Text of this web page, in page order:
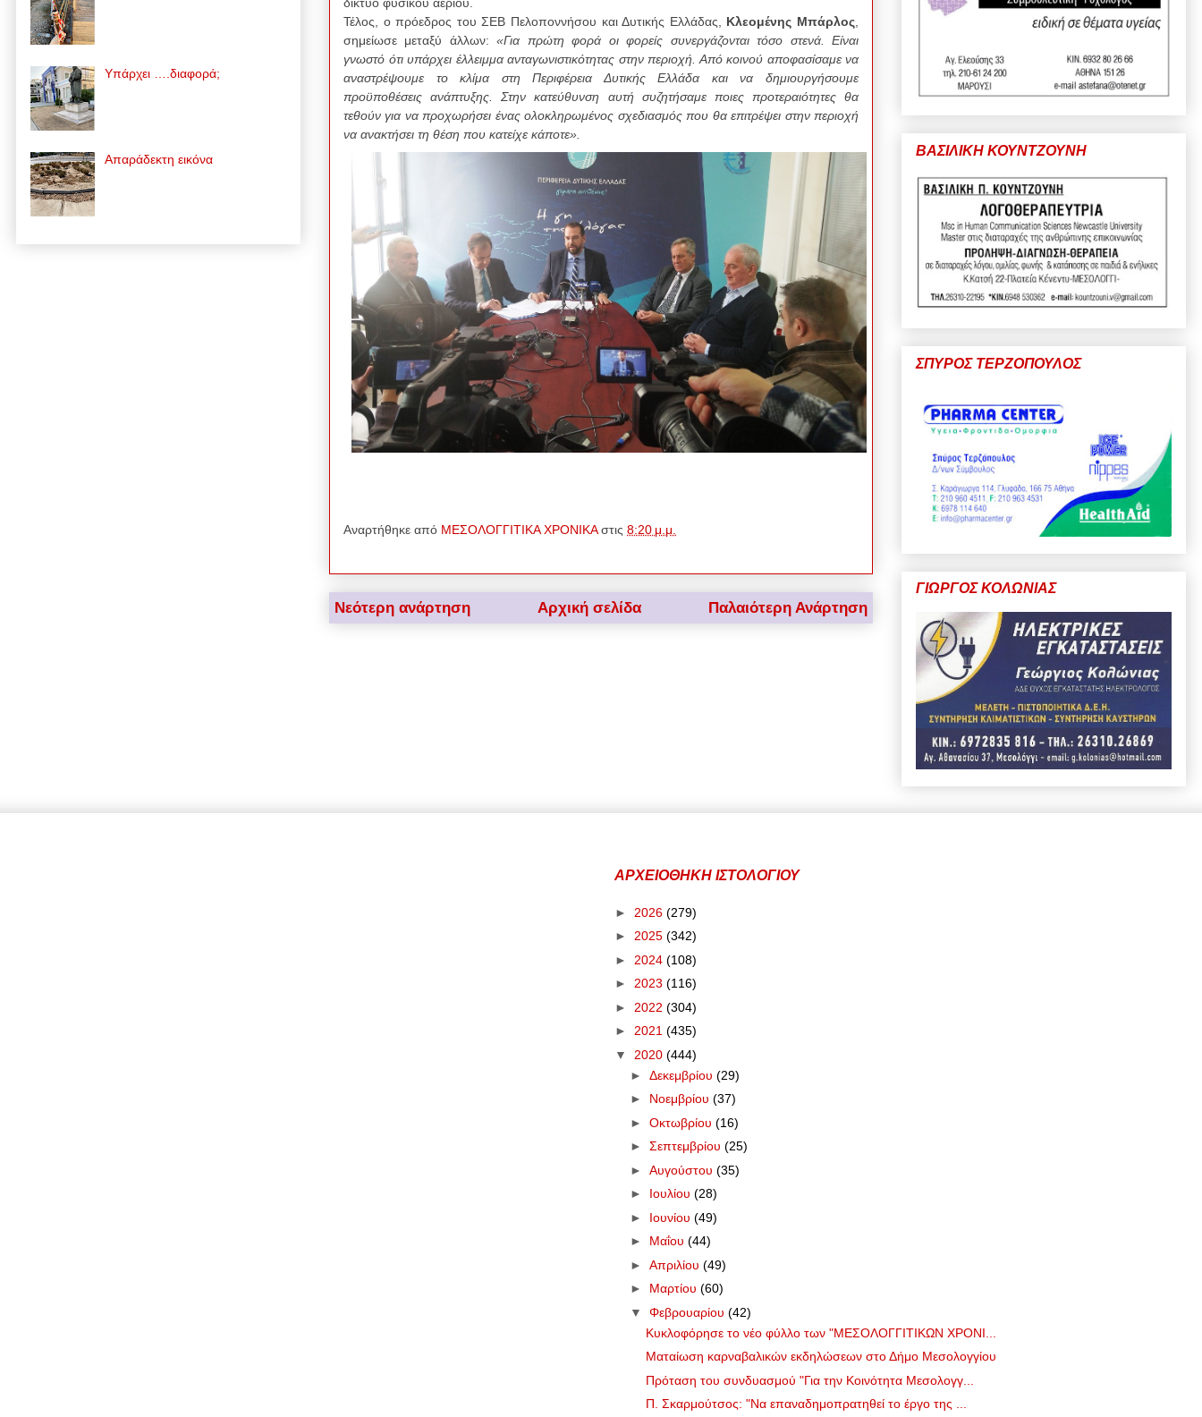
Τέλος, ο πρόεδρος του ΣΕΒ Πελοποννήσου και Δυτικής Ελλάδας, Κλεομένης Μπάρλος
σημείωσε μεταξύ άλλων: «Για πρώτη φορά οι φορείς συνεργάζονται τόσο στενά. Είναι
γνωστό ότι υπάρχει έλλειμμα ανταγωνιστικότητας στην περιοχή. Από κοινού αποφασίσαμε να
αναστρέψουμε το κλίμα στη Περιφέρεια Δυτικής Ελλάδα και να δημιουργήσουμε
προϋποθέσεις ανάπτυξης. Στην κατεύθυνση αυτή συζητήσαμε ποιες προτεραιότητες θα
τεθούν για να προχωρήσει ένας ολοκληρωμένος σχεδιασμός που θα επιτρέψει στην περιοχή
να ανακτήσει τη θέση που κατείχε κάποτε».
Αναρτήθηκε από ΜΕΣΟΛΟΓΓΙΤΙΚΑ ΧΡΟΝΙΚΑ στις 8:20 μ.μ.
Νεότερη ανάρτηση Παλαιότερη Ανάρτηση
Αρχική σελίδα
Υπάρχει ….διαφορά;
Απαράδεκτη εικόνα
ΒΑΣΙΛΙΚΗ ΚΟΥΝΤΖΟΥΝΗ
ΣΠΥΡΟΣ ΤΕΡΖΟΠΟΥΛΟΣ
ΓΙΩΡΓΟΣ ΚΟΛΩΝΙΑΣ
ΑΡΧΕΙΟΘΗΚΗ ΙΣΤΟΛΟΓΙΟΥ
► 2026 (279)
► 2025 (342)
► 2024 (108)
► 2023 (116)
► 2022 (304)
► 2021 (435)
▼ 2020 (444)
► Δεκεμβρίου (29)
► Νοεμβρίου (37)
► Οκτωβρίου (16)
► Σεπτεμβρίου (25)
► Αυγούστου (35)
► Ιουλίου (28)
► Ιουνίου (49)
► Μαΐου (44)
► Απριλίου (49)
► Μαρτίου (60)
▼ Φεβρουαρίου (42)
Κυκλοφόρησε το νέο φύλλο των "ΜΕΣΟΛΟΓΓΙΤΙΚΩΝ ΧΡΟΝΙ...
Ματαίωση καρναβαλικών εκδηλώσεων στο Δήμο Μεσολογγίου
Πρόταση του συνδυασμού "Για την Κοινότητα Μεσολογγ...
Π. Σκαρμούτσος: "Να επαναδημοπρατηθεί το έργο της ...